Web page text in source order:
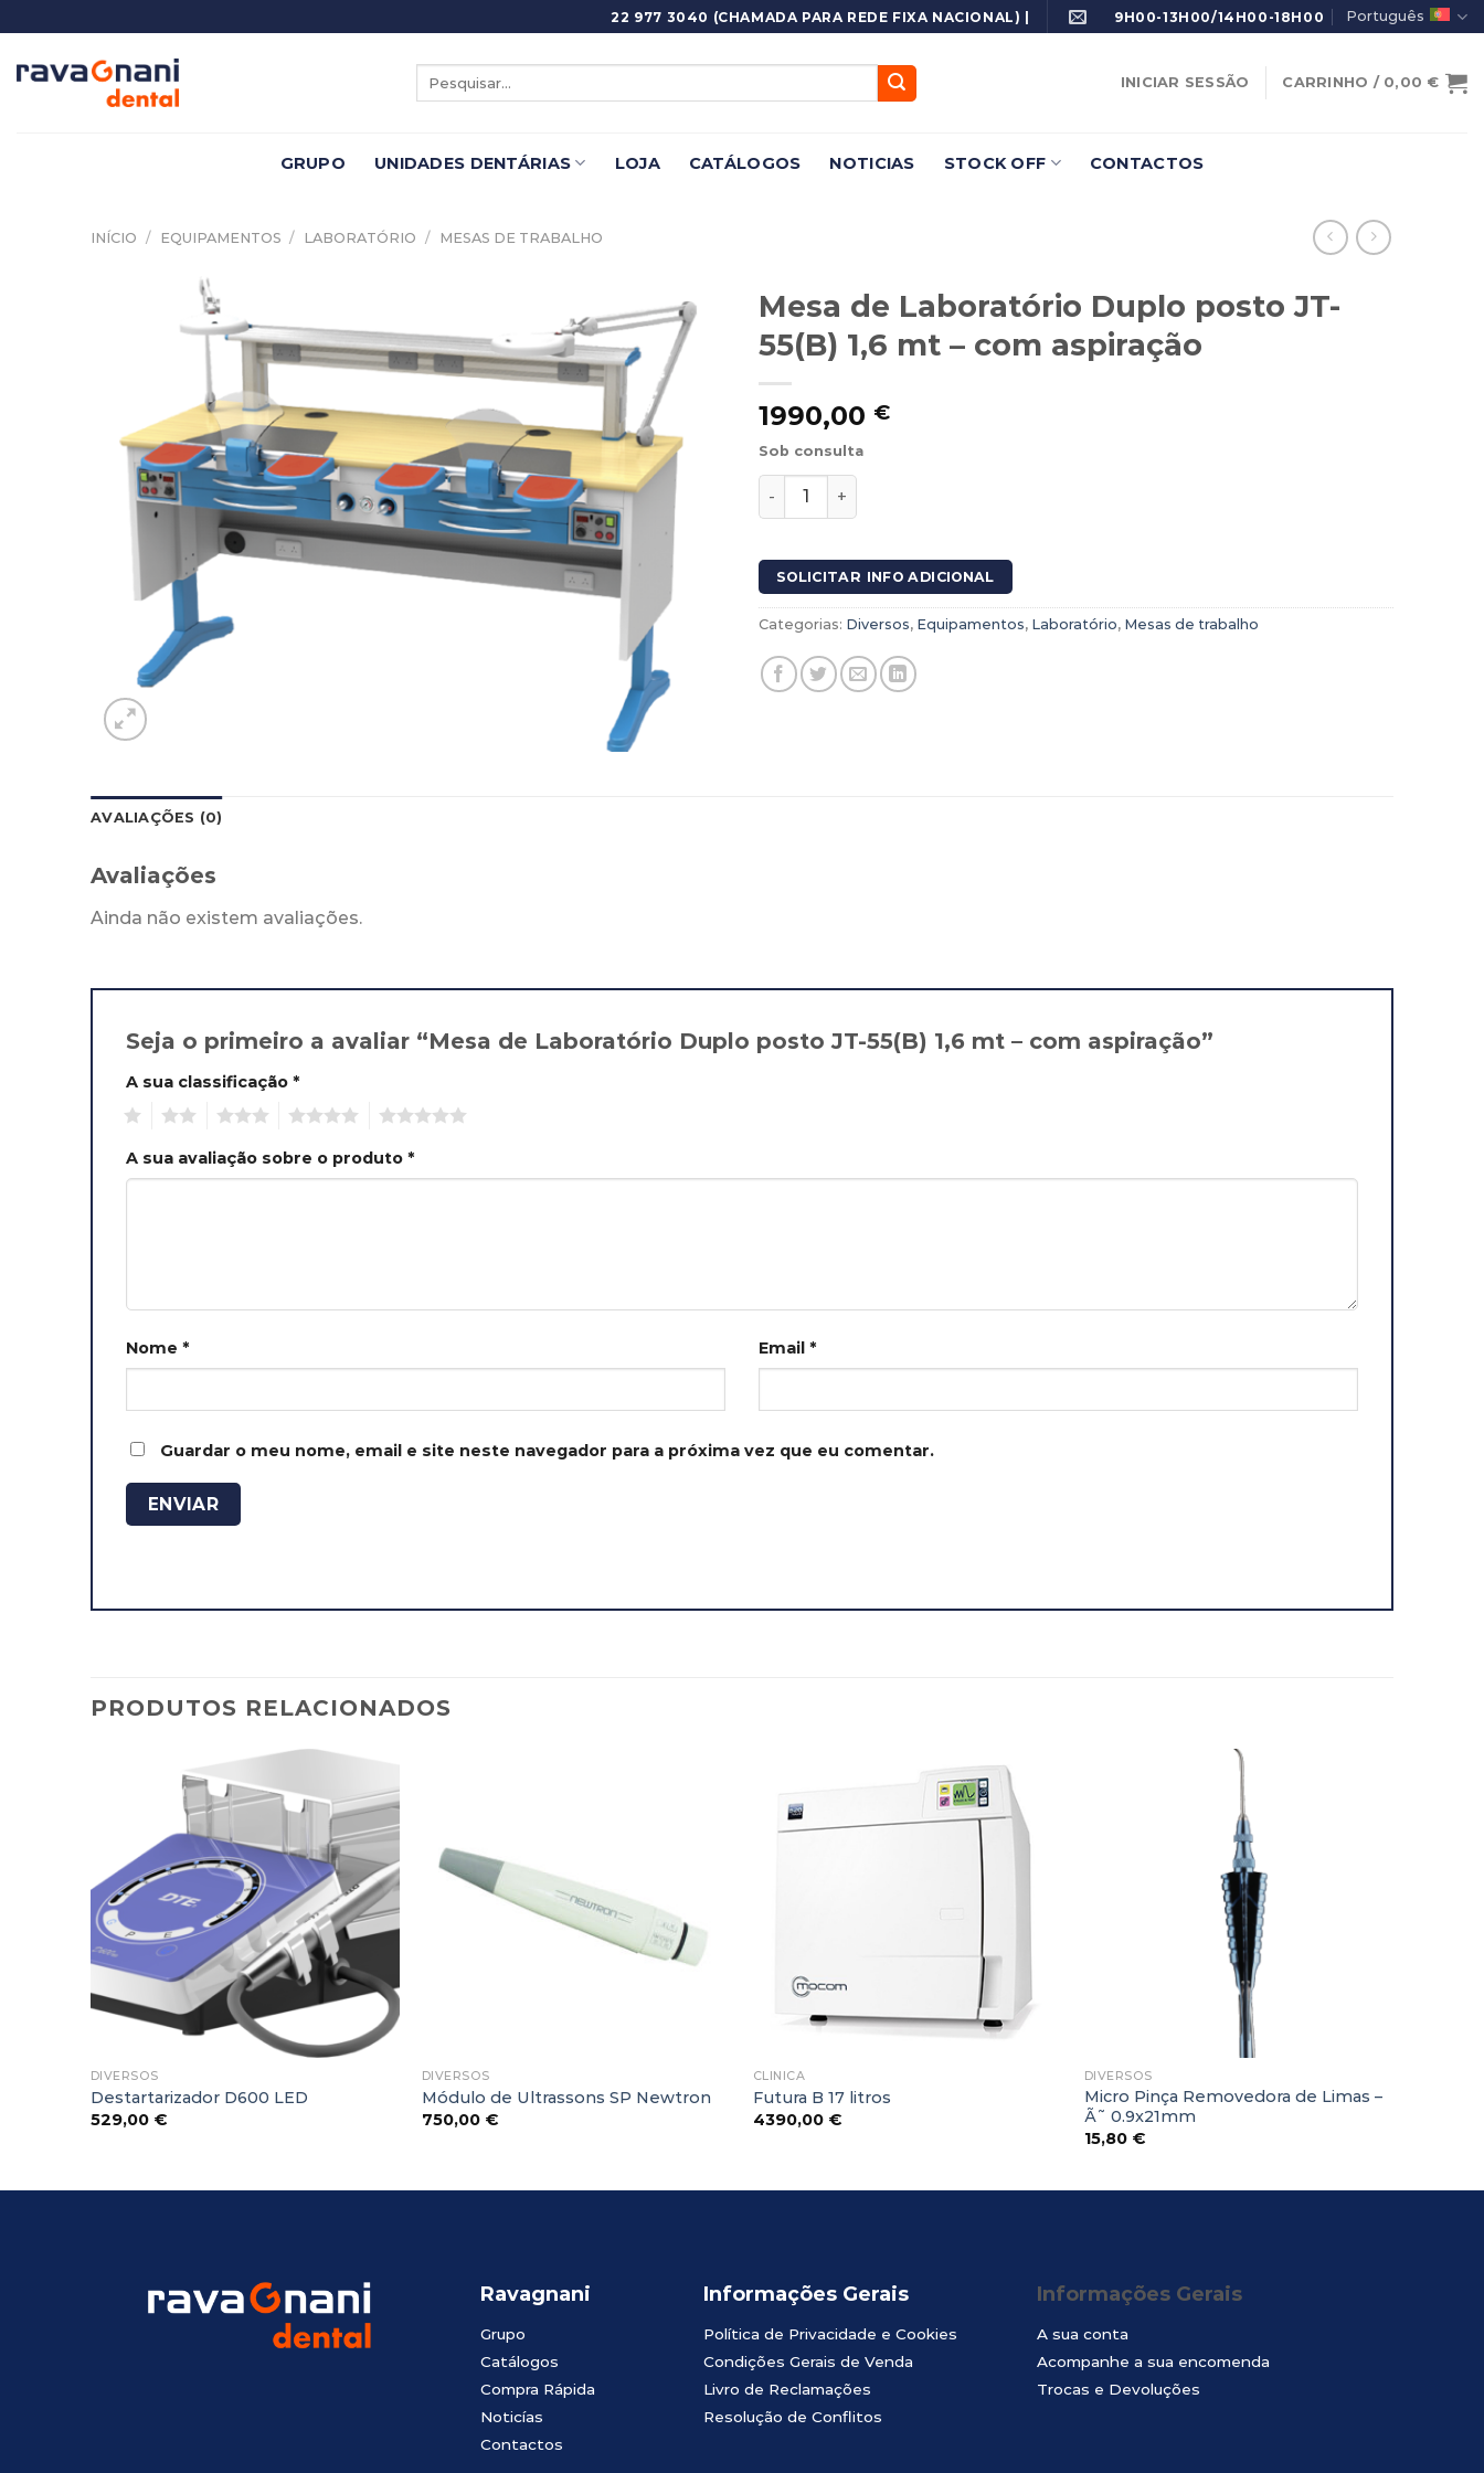
to
content
22 977 3040 (CHAMADA PARA REDE FIXA NACIONAL) | 9H00-13H00/14H00-18H00 Português
Pesquisar
INICIAR SESSÃO CARRINHO / 0,00 €
GRUPO UNIDADES DENTÁRIAS LOJA CATÁLOGOS NOTICIAS STOCK OFF CONTACTOS
INÍCIO / EQUIPAMENTOS / LABORATÓRIO / MESAS DE TRABALHO
Adicionar
Favoritos
Mesa de Laboratório Duplo posto JT-
55(B) 1,6 mt – com aspiração
1990,00 €
Sob consulta
Quantidade de Mesa de Laboratório Duplo posto JT-55(B) 1,6 mt - com aspiração
SOLICITAR INFO ADICIONAL
Categorias: Diversos, Equipamentos, Laboratório, Mesas de trabalho
AVALIAÇÕES (0)
Avaliações
Ainda não existem avaliações.
Seja o primeiro a avaliar “Mesa de Laboratório Duplo posto JT-55(B) 1,6 mt – com aspiração”
A sua classificação *
A sua avaliação sobre o produto *
Nome * Email *
Guardar o meu nome, email e site neste navegador para a próxima vez que eu comentar.
PRODUTOS RELACIONADOS
Adicionar
Favoritos
DIVERSOS
Destartarizador D600 LED
529,00 €
DIVERSOS
Módulo de Ultrassons SP Newtron
750,00 €
Adicionar
Favoritos
CLINICA
Futura B 17 litros
4390,00 €
DIVERSOS
Micro Pinça Removedora de Limas –
Ã˜ 0.9x21mm
15,80 €
Ravagnani
Grupo
Catálogos
Compra Rápida
Noticías
Contactos
Informações Gerais
Política de Privacidade e Cookies
Condições Gerais de Venda
Livro de Reclamações
Resolução de Conflitos
Informações Gerais
A sua conta
Acompanhe a sua encomenda
Trocas e Devoluções